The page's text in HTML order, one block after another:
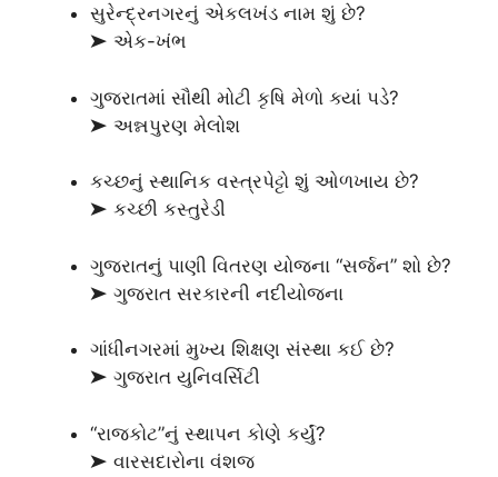
સુરેન્દ્રનગરનું એકલખંડ નામ શું છે?
➤ એક-ખંભ
ગુજરાતમાં સૌથી મોટી કૃષિ મેળો ક્યાં પડે?
➤ અન્નપુરણ મેલોશ
કચ્છનું સ્થાનિક વસ્ત્રપેટ્ટો શું ઓળખાય છે?
➤ કચ્છી કસ્તુરેડી
ગુજરાતનું પાણી વિતરણ યોજના “સર્જન” શો છે?
➤ ગુજરાત સરકારની નદીયોજના
ગાંધીનગરમાં મુખ્ય શિક્ષણ સંસ્થા કઈ છે?
➤ ગુજરાત યુનિવર્સિટી
“રાજકોટ”નું સ્થાપન કોણે કર્યું?
➤ વારસદારોના વંશજ